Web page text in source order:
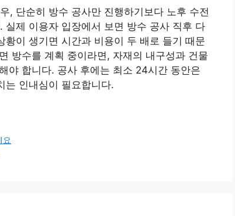
, 단순히 방수 공사만 진행하기보다 노후 수전
제 이용자 입장에서 보면 방수 공사 직후 다
이 생기면 시간과 비용이 두 배로 들기 때문
방수를 계획 중이라면, 자재의 내구성과 건물
야 합니다. 공사 후에는 최소 24시간 동안은
는 인내심이 필요합니다.
요